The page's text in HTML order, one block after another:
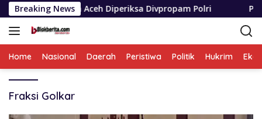
Langsung
ke
konten
Breaking News
Banda Aceh Diperiksa Divpropam Polri Polres
Home Nasional Daerah Peristiwa Politik Hukrim
Fraksi Golkar